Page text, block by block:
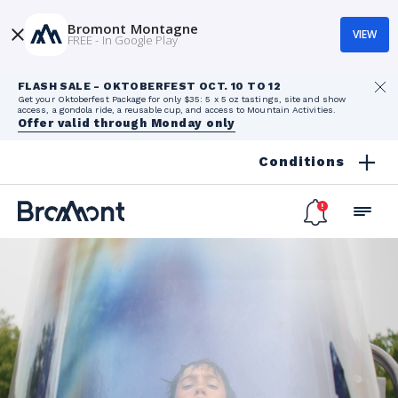
FLASH SALE - OKTOBERFEST OCT. 10 TO 12
Get your Oktoberfest Package for only $35: 5 x 5 oz tastings, site and show
access, a gondola ride, a reusable cup, and access to Mountain Activities.
Offer valid through Monday only
Conditions
Bromont Montagne
FREE - In Google Play VIEW